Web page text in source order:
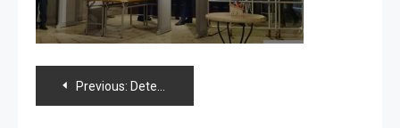
Navegación
Previous: Detector de metales, «pancracio» idol, votos subastados y news 48